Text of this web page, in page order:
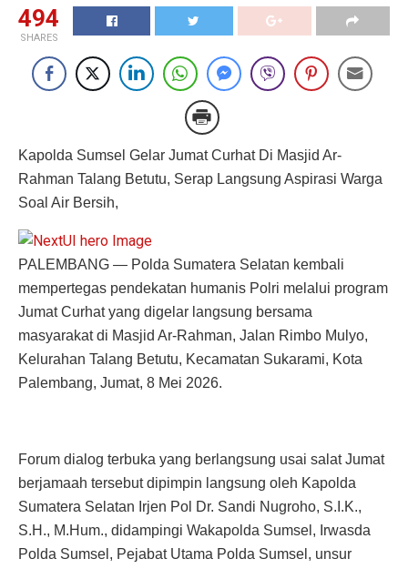
494
SHARES
Kapolda Sumsel Gelar Jumat Curhat Di Masjid Ar-
Rahman Talang Betutu, Serap Langsung Aspirasi Warga
Soal Air Bersih,
PALEMBANG — Polda Sumatera Selatan kembali
mempertegas pendekatan humanis Polri melalui program
Jumat Curhat yang digelar langsung bersama
masyarakat di Masjid Ar-Rahman, Jalan Rimbo Mulyo,
Kelurahan Talang Betutu, Kecamatan Sukarami, Kota
Palembang, Jumat, 8 Mei 2026.
Forum dialog terbuka yang berlangsung usai salat Jumat
berjamaah tersebut dipimpin langsung oleh Kapolda
Sumatera Selatan Irjen Pol Dr. Sandi Nugroho, S.I.K.,
S.H., M.Hum., didampingi Wakapolda Sumsel, Irwasda
Polda Sumsel, Pejabat Utama Polda Sumsel, unsur